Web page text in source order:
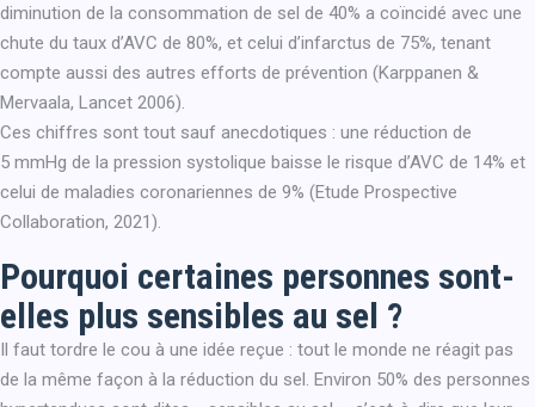
diminution de la consommation de sel de 40% a coïncidé avec une
chute du taux d’AVC de 80%, et celui d’infarctus de 75%, tenant
compte aussi des autres efforts de prévention (Karppanen &
Mervaala, Lancet 2006).
Ces chiffres sont tout sauf anecdotiques : une réduction de
5 mmHg de la pression systolique baisse le risque d’AVC de 14% et
celui de maladies coronariennes de 9% (Etude Prospective
Collaboration, 2021).
Pourquoi certaines personnes sont-
elles plus sensibles au sel ?
Il faut tordre le cou à une idée reçue : tout le monde ne réagit pas
de la même façon à la réduction du sel. Environ 50% des personnes